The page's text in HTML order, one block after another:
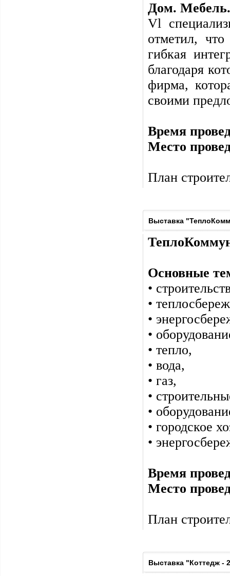
Дом.
Vl
отметил,
гибкая
благодаря
фирма,
своими
Время
Место
План
Выставка
Основные
•
•
•
•
• тепло,
• вода,
• газ,
•
•
• городское
•
Время
Место
План
Выставка "Коттедж -